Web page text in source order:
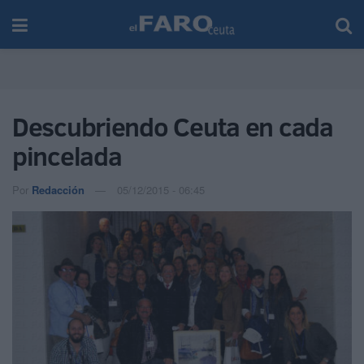
Descubriendo Ceuta en cada
pincelada
Por Redacción 05/12/2015 - 06:45